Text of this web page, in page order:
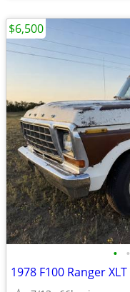
• •
1978 F100 Ranger XLT
$6,500